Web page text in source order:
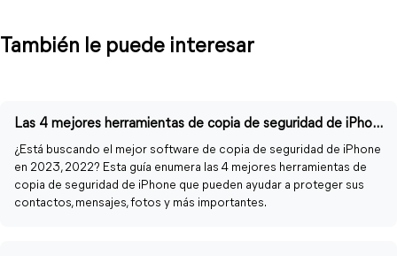
También le puede interesar
Las 4 mejores herramientas de copia de seguridad de iPhone para Windows PC/Mac en 2023,2022
¿Está buscando el mejor software de copia de seguridad de iPhone
en 2023, 2022? Esta guía enumera las 4 mejores herramientas de
copia de seguridad de iPhone que pueden ayudar a proteger sus
contactos, mensajes, fotos y más importantes.